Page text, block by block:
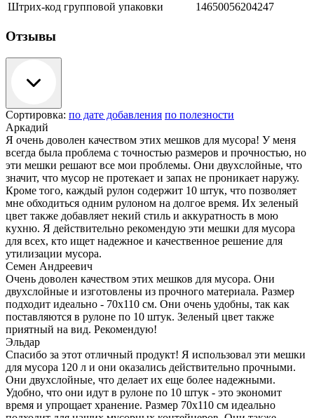
Штрих-код групповой упаковки
14650056204247
Отзывы
Сортировка: по дате добавления по полезности
Аркадий
Я очень доволен качеством этих мешков для мусора! У меня
всегда была проблема с точностью размеров и прочностью, но
эти мешки решают все мои проблемы. Они двухслойные, что
значит, что мусор не протекает и запах не проникает наружу.
Кроме того, каждый рулон содержит 10 штук, что позволяет
мне обходиться одним рулоном на долгое время. Их зеленый
цвет также добавляет некий стиль и аккуратность в мою
кухню. Я действительно рекомендую эти мешки для мусора
для всех, кто ищет надежное и качественное решение для
утилизации мусора.
Семен Андреевич
Очень доволен качеством этих мешков для мусора. Они
двухслойные и изготовлены из прочного материала. Размер
подходит идеально - 70х110 см. Они очень удобны, так как
поставляются в рулоне по 10 штук. Зеленый цвет также
приятный на вид. Рекомендую!
Эльдар
Спасибо за этот отличный продукт! Я использовал эти мешки
для мусора 120 л и они оказались действительно прочными.
Они двухслойные, что делает их еще более надежными.
Удобно, что они идут в рулоне по 10 штук - это экономит
время и упрощает хранение. Размер 70х110 см идеально